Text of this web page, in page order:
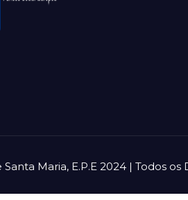
Maria, E.P.E 2024 | Todos os